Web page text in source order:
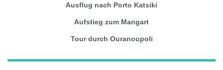
Ausflug nach Porto Katsiki
Aufstieg zum Mangart
Tour durch Ouranoupoli